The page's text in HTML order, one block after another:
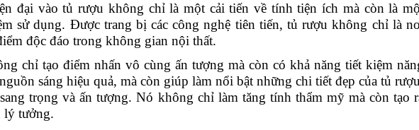
đại vào tủ rượu không chỉ là một cải tiến về tính tiện ích mà còn là
sử dụng. Được trang bị các công nghệ tiên tiến, tủ rượu không chỉ là
độc đáo trong không gian nội thất.
chỉ tạo điểm nhấn vô cùng ấn tượng mà còn có khả năng tiết kiệm
sáng hiệu quả, mà còn giúp làm nổi bật những chi tiết đẹp của tủ
trọng và ấn tượng. Nó không chỉ làm tăng tính thẩm mỹ mà còn tạo
lý tưởng.